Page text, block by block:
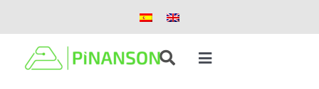
contenido
Toggle